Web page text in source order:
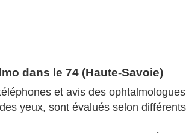
dans le 74 (Haute-Savoie)
et avis des
yeux, sont évalués selon